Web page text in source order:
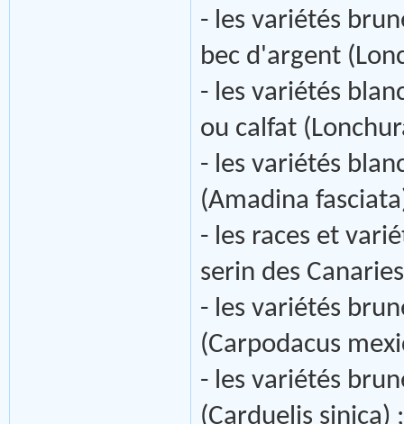
- les variétés
bec d'argent
- les variétés
ou calfat
- les variétés
(Amadina
- les races et
serin des
- les variétés
(Carpodacus
- les variétés
(Carduelis sinica) ;